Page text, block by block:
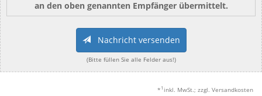
an den oben genannten Empfänger übermittelt.
Nachricht versenden
(Bitte füllen Sie alle Felder aus!)
* 1 inkl. MwSt.; zzgl. Versandkosten